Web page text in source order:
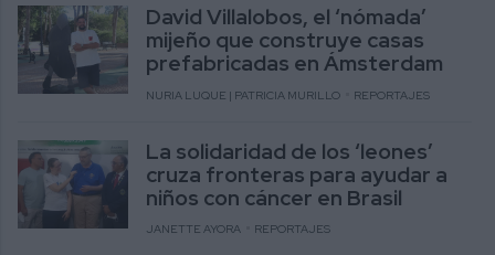
David Villalobos, el ‘nómada’
mijeño que construye casas
prefabricadas en Ámsterdam
NURIA LUQUE | PATRICIA MURILLO REPORTAJES
La solidaridad de los ‘leones’
cruza fronteras para ayudar a
niños con cáncer en Brasil
JANETTE AYORA REPORTAJES